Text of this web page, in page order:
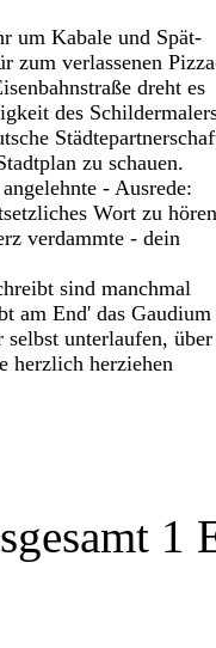
um Kabale und Spät-
zum verlassenen
dreht es
des
zu schauen.
- Ausrede:
Wort zu hören
verdammte - dein
sind manchmal
am End' das Gaudium
unterlaufen, über
herzlich herziehen
1